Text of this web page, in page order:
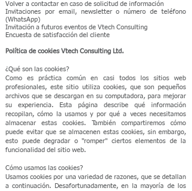
Volver a contactar en caso de solicitud de información
Invitaciones por email, newsletter o número de teléfono
(WhatsApp)
Invitación a futuros eventos de Vtech Consulting
Encuesta de satisfacción del cliente
Política de cookies Vtech Consulting Ltd.
¿Qué son las cookies?
Como es práctica común en casi todos los sitios web
profesionales, este sitio utiliza cookies, que son pequeños
archivos que se descargan en su computadora, para mejorar
su experiencia. Esta página describe qué información
recopilan, cómo la usamos y por qué a veces necesitamos
almacenar estas cookies. También compartiremos cómo
puede evitar que se almacenen estas cookies, sin embargo,
esto puede degradar o "romper" ciertos elementos de la
funcionalidad del sitio web.
Cómo usamos las cookies?
Usamos cookies por una variedad de razones, que se detallan
a continuación. Desafortunadamente, en la mayoría de los